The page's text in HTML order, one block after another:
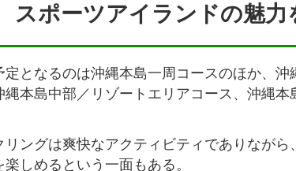
スポーツアイランドの魅力
定となるのは沖縄本島一周コースのほか、
縄本島中部／リゾートエリアコース、沖縄
リングは爽快なアクティビティでありなが
楽しめるという一面もある。